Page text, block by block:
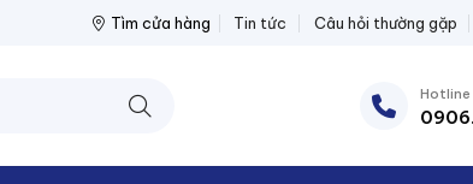
NPP THIẾT BỊ ĐIỆN THANH CHÂU
Tìm cửa hàng Tin tức Câu hỏi thường gặp
Hotline